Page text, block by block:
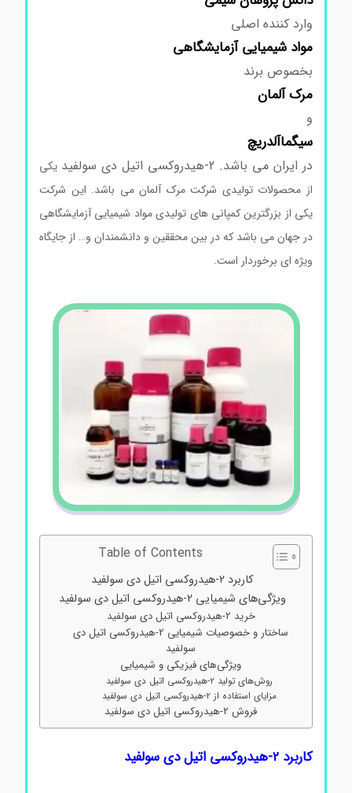
وارد کننده اصلی
موادشیمیایی آزمایشگاهی
بخصوص برند
مرکآلمان
سیگماآلدریچ
در ایران می باشد. 2-هیدروکسی اتیل دی سولفید
یکی
از محصولات تولیدی شرکت مرک آلمان می باشد. این شرکت
یکی از بزرگترین کمپانی های تولیدی مواد شیمیایی آزمایشگاهی
در جهان می باشد که در بین محققین و دانشمندان و… از جایگاه
ویژه ای برخوردار است.
Table of Contents
کاربرد 2-هیدروکسی اتیل دی سولفید
ویژگی‌های شیمیایی 2-هیدروکسی اتیل دی سولفید
خرید 2-هیدروکسی اتیل دی سولفید
ساختار و خصوصیات شیمیایی 2-هیدروکسی اتیل دی
سولفید
ویژگی‌های فیزیکی و شیمیایی
روش‌های تولید 2-هیدروکسی اتیل دی سولفید
مزایای استفاده از 2-هیدروکسی اتیل دی سولفید
فروش 2-هیدروکسی اتیل دی سولفید
کاربرد 2-هیدروکسی اتیل دی سولفید